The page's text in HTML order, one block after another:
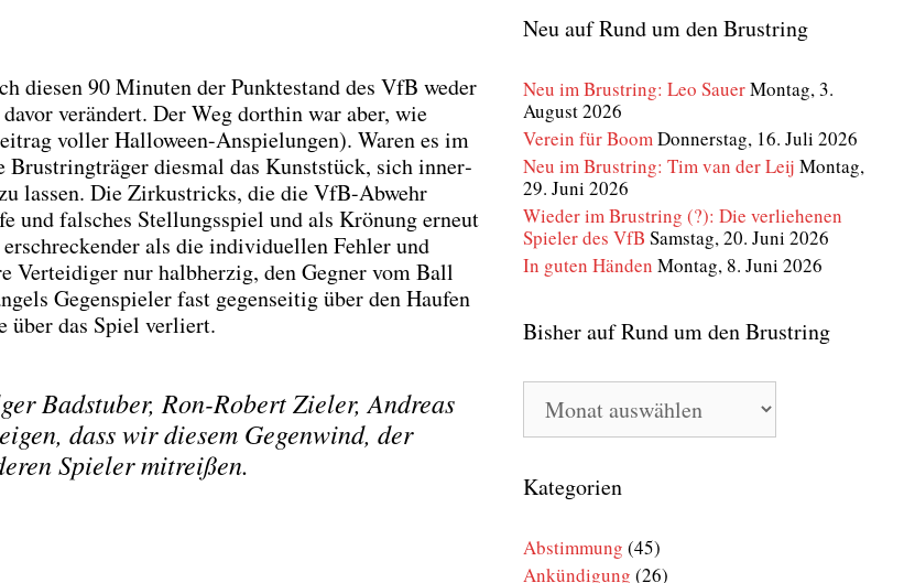
die­sen 90 Minu­ten der Punk­te­stand des VfB weder
ver­än­dert. Der Weg dort­hin war aber, wie
vol­ler Hal­lo­ween-Anspie­lun­gen). Waren es im
dies­mal das Kunst­stück, sich inner­
las­sen. Die Zir­kus­tricks, die die VfB-Abwehr
fal­sches Stel­lungs­spiel und als Krö­nung erneut
als die indi­vi­du­el­len Feh­ler und
nur halb­her­zig, den Geg­ner vom Ball
Gegen­spie­ler fast gegen­sei­tig über den Hau­fen
das Spiel ver­liert.
Bad­s­tu­ber, Ron-Robert Zie­l­er, Andre­as
dass wir die­sem Gegen­wind, der
Spie­ler mit­rei­ßen.
Neu auf Rund um den Brustring
Neu im Brustring: Leo SauerMontag, 3.
August 2026
Verein für Boom Donnerstag, 16. Juli 2026
Neu im Brustring: Tim van der Leij Montag,
29. Juni 2026
Wieder im Brustring (?): Die verliehenen
Spieler des VfB Samstag, 20. Juni 2026
In guten Händen Montag, 8. Juni 2026
Bisher auf Rund um den Brustring
Bisher
auf
Rund
den
Brustring
Kategorien
Abstimmung (45)
Ankündigung (26)